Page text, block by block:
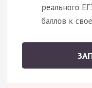
реального
баллов к